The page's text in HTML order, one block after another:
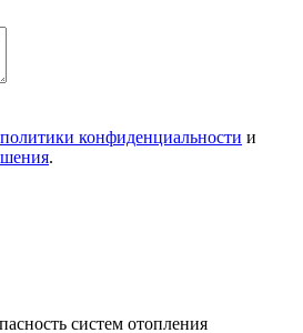
политики конфиденциальности и
.
систем отопления